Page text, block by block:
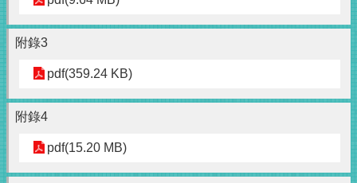
附錄3
pdf(359.24 KB)
附錄4
pdf(15.20 MB)